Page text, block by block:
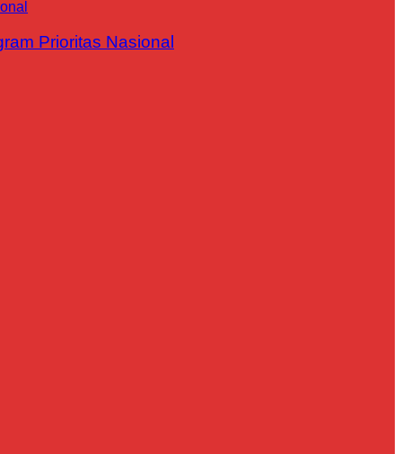
Prioritas Nasional